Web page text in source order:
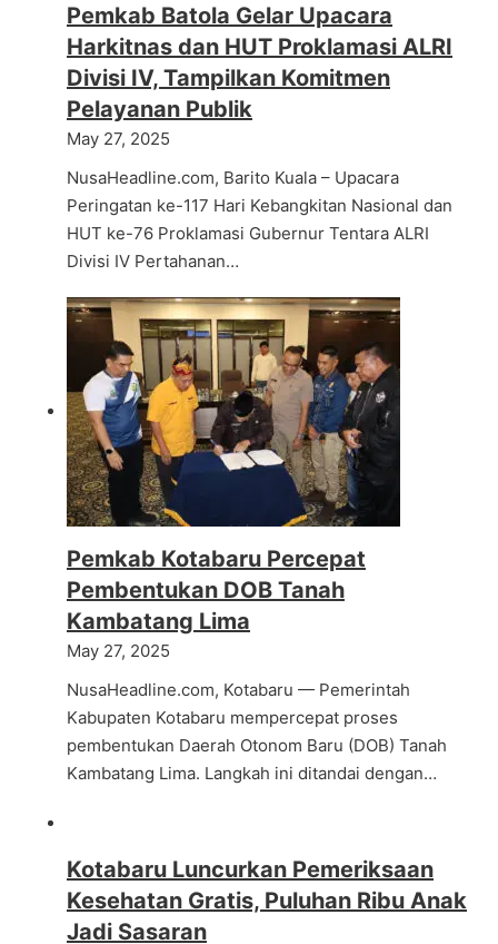
Pemkab Batola Gelar Upacara
Harkitnas dan HUT Proklamasi ALRI
Divisi IV, Tampilkan Komitmen
Pelayanan Publik
May 27, 2025
NusaHeadline.com, Barito Kuala – Upacara
Peringatan ke-117 Hari Kebangkitan Nasional dan
HUT ke-76 Proklamasi Gubernur Tentara ALRI
Divisi IV Pertahanan…
Pemkab Kotabaru Percepat
Pembentukan DOB Tanah
Kambatang Lima
May 27, 2025
NusaHeadline.com, Kotabaru — Pemerintah
Kabupaten Kotabaru mempercepat proses
pembentukan Daerah Otonom Baru (DOB) Tanah
Kambatang Lima. Langkah ini ditandai dengan…
Kotabaru Luncurkan Pemeriksaan
Kesehatan Gratis, Puluhan Ribu Anak
Jadi Sasaran